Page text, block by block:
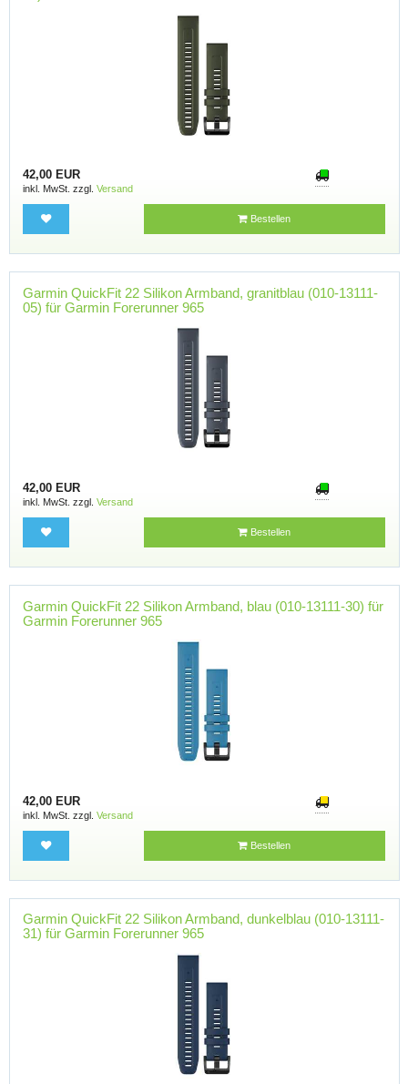
42,00 EUR
inkl. MwSt. zzgl. Versand
Bestellen
Garmin QuickFit 22 Silikon Armband, granitblau (010-13111-
05) für Garmin Forerunner 965
42,00 EUR
inkl. MwSt. zzgl. Versand
Bestellen
Garmin QuickFit 22 Silikon Armband, blau (010-13111-30) für
Garmin Forerunner 965
42,00 EUR
inkl. MwSt. zzgl. Versand
Bestellen
Garmin QuickFit 22 Silikon Armband, dunkelblau (010-13111-
31) für Garmin Forerunner 965